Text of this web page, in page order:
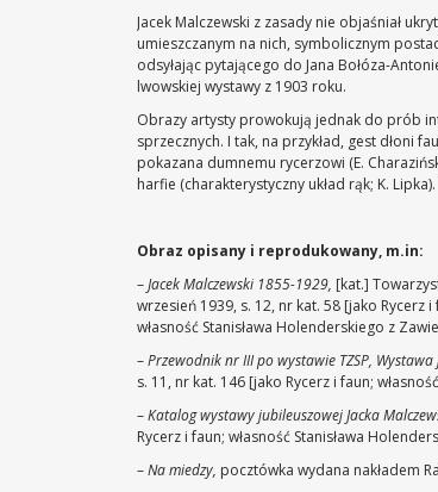
Jacek Malczewski z zasady nie objaśniał
umieszczanym na nich, symbolicznym
odsyłając pytającego do Jana Bołóza-
lwowskiej wystawy z 1903 roku.
Obrazy artysty prowokują jednak do prób
sprzecznych. I tak, na przykład, gest dłoni
pokazana dumnemu rycerzowi (E.
harfie (charakterystyczny układ rąk; K.
Obraz opisany i reprodukowany, m.in:
–Jacek Malczewski 1855-1929, [kat.]
wrzesień 1939, s. 12, nr kat. 58 [jako Rycerz
własność Stanisława Holenderskiego z
–Przewodnik nr III po wystawie TZSP,
s. 11, nr kat. 146 [jako Rycerz i faun;
–Katalog wystawy jubileuszowej Jacka
Rycerz i faun; własność Stanisława
–Na miedzy, pocztówka wydana nakładem